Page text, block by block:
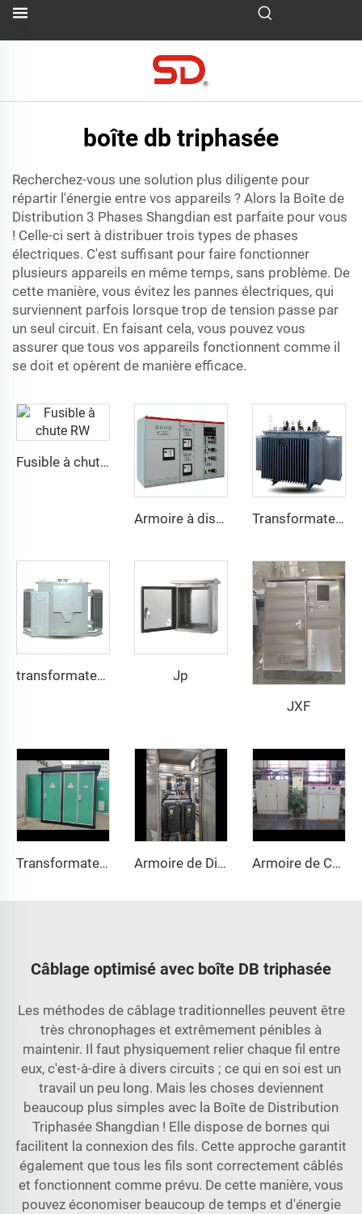
boîte db triphasée
Recherchez-vous une solution plus diligente pour
répartir l'énergie entre vos appareils ? Alors la Boîte de
Distribution 3 Phases Shangdian est parfaite pour vous
! Celle-ci sert à distribuer trois types de phases
électriques. C'est suffisant pour faire fonctionner
plusieurs appareils en même temps, sans problème. De
cette manière, vous évitez les pannes électriques, qui
surviennent parfois lorsque trop de tension passe par
un seul circuit. En faisant cela, vous pouvez vous
assurer que tous vos appareils fonctionnent comme il
se doit et opèrent de manière efficace.
Fusible à chute RW
Armoire à disjoncteurs basse tension GCS à tiroirs Transformateur de distribution entièrement scellé à noyau à bobine plate triphasée
transformateur électrique triphasé immergé dans l'huile minérale
Jp
JXF
Transformateur de boîte au style européen Armoire de Distribution Électrique Basse Tension GGD 630A-4000A, Triphasé, Conception Modulaire Armoire de Compensation Intelligente
Câblage optimisé avec boîte DB triphasée
Les méthodes de câblage traditionnelles peuvent être
très chronophages et extrêmement pénibles à
maintenir. Il faut physiquement relier chaque fil entre
eux, c'est-à-dire à divers circuits ; ce qui en soi est un
travail un peu long. Mais les choses deviennent
beaucoup plus simples avec la Boîte de Distribution
Triphasée Shangdian ! Elle dispose de bornes qui
facilitent la connexion des fils. Cette approche garantit
également que tous les fils sont correctement câblés
et fonctionnent comme prévu. De cette manière, vous
pouvez économiser beaucoup de temps et d'énergie